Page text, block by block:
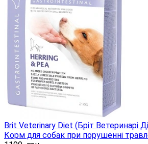
Brit Veterinary Diet (Бріт Ветеринарі
Корм ​​для собак при порушенні